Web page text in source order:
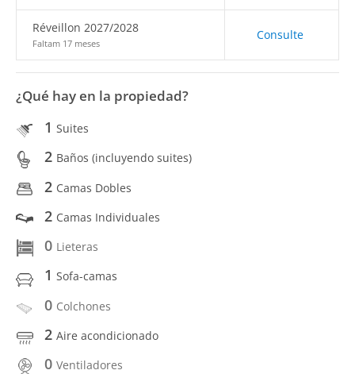
Réveillon 2027/2028
Faltam 17 meses
Consulte
¿Qué hay en la propiedad?
1 Suites
2 Baños (incluyendo suites)
2 Camas Dobles
2 Camas Individuales
0 Lieteras
1 Sofa-camas
0 Colchones
2 Aire acondicionado
0 Ventiladores